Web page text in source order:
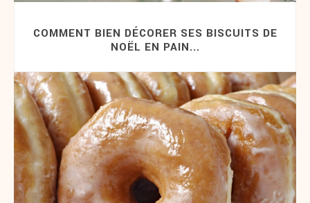
COMMENT BIEN DÉCORER SES BISCUITS DE
NOËL EN PAIN...